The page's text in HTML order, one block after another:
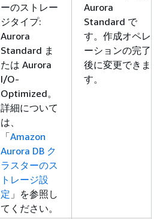
ーのストレー
ジタイプ:
Aurora
Standard ま
たは Aurora
I/O-
Optimized。
詳細について
は、
「Amazon
Aurora DB ク
ラスターのス
トレージ設
定 」を参照し
てください。
Aurora
Standard で
す。作成オペレ
ーションの完了
後に変更できま
す。